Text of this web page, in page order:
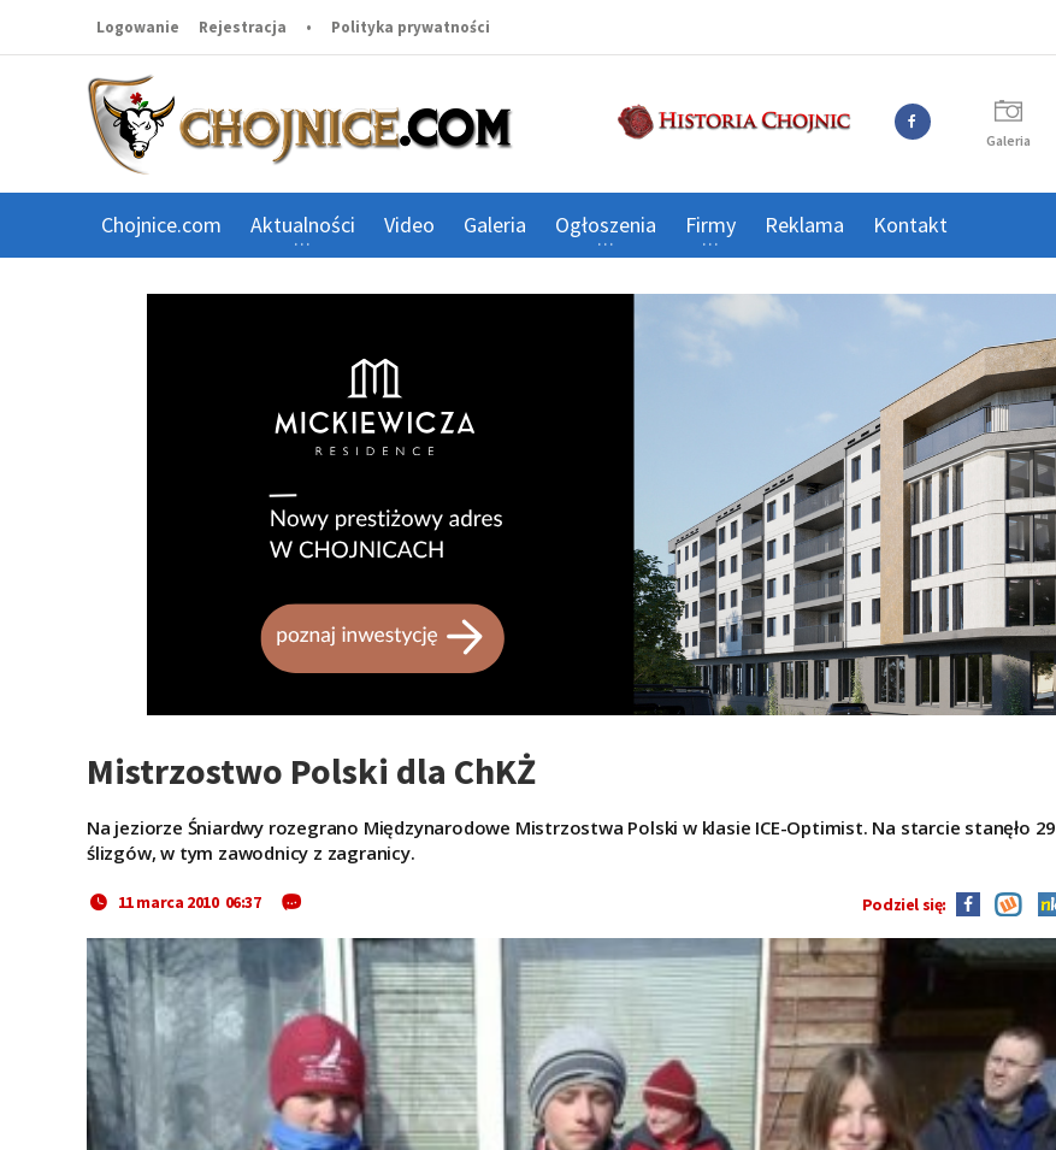
Logowanie Rejestracja • Polityka prywatności
Galeria
Chojnice.com Aktualności Video Galeria Ogłoszenia Firmy Reklama Kontakt
Mistrzostwo Polski dla ChKŻ
Na jeziorze Śniardwy rozegrano Międzynarodowe Mistrzostwa Polski w klasie ICE-Optimist. Na starcie stanęło 29
ślizgów, w tym zawodnicy z zagranicy.
11 marca 2010 06:37 Podziel się: